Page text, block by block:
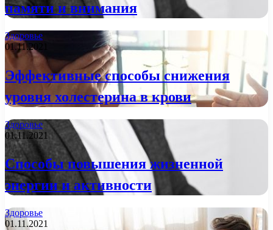
памяти и внимания
Здоровье
01.11.2021
Эффективные способы снижения
уровня холестерина в крови
Здоровье
01.11.2021
Способы повышения жизненной
энергии и активности
Здоровье
01.11.2021